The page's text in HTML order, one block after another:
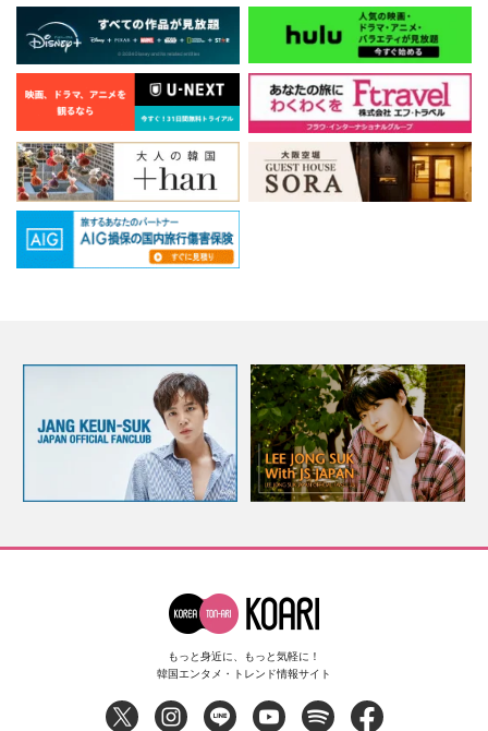
もっと身近に、もっと気軽に！
韓国エンタメ・トレンド情報サイト